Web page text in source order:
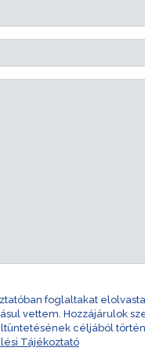
foglaltakat
vettem. Hozzájárulok
céljából
Tájékoztató